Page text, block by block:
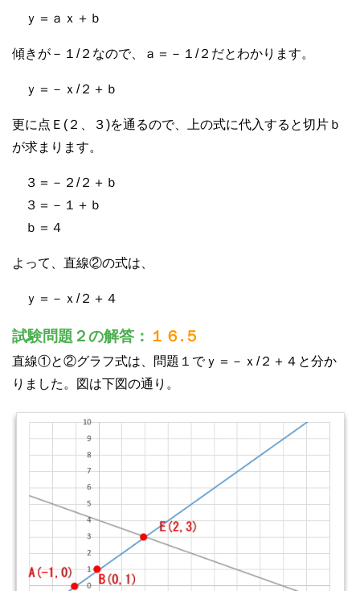
ｙ＝ａｘ＋ｂ
傾きが－１/２なので、ａ＝－１/２だとわかります。
ｙ＝－ｘ/２＋ｂ
更に点Ｅ(２、３)を通るので、上の式に代入すると切片ｂ
が求まります。
３＝－２/２＋ｂ
３＝－１＋ｂ
ｂ＝４
よって、直線②の式は、
ｙ＝－ｘ/２＋４
試験問題２の解答： １６.５
直線①と②グラフ式は、問題１でｙ＝－ｘ/２＋４と分か
りました。図は下図の通り。